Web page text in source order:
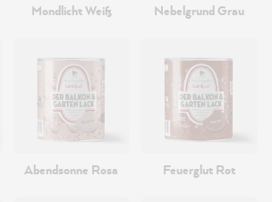
Mondlicht Weiß Nebelgrund Grau
Abendsonne Rosa Feuerglut Rot